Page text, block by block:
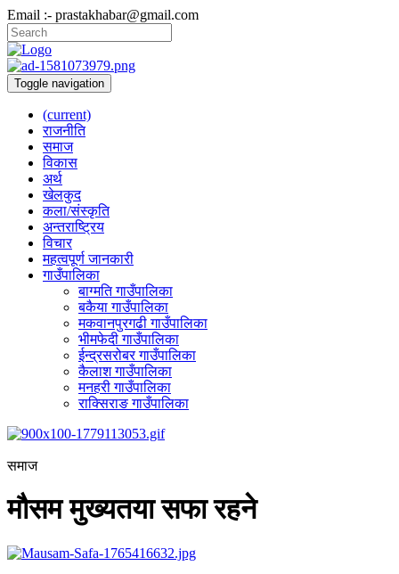
Email :- prastakhabar@gmail.com
Toggle navigation
(current)
राजनीति
समाज
विकास
अर्थ
खेलकुद
कला/संस्कृति
अन्तराष्ट्रिय
विचार
महत्वपूर्ण जानकारी
गाउँपालिका
बाग्मति गाउँपालिका
बकैया गाउँपालिका
मकवानपुरगढी गाउँपालिका
भीमफेदी गाउँपालिका
ईन्द्रसरोबर गाउँपालिका
कैलाश गाउँपालिका
मनहरी गाउँपालिका
राक्सिराङ गाउँपालिका
समाज
मौसम मुख्यतया सफा रहने